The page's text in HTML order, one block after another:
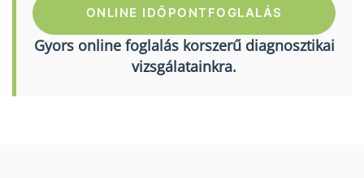
Gyors online foglalás korszerű diagnosztikai
vizsgálatainkra.
ONLINE IDŐPONTFOGLALÁS